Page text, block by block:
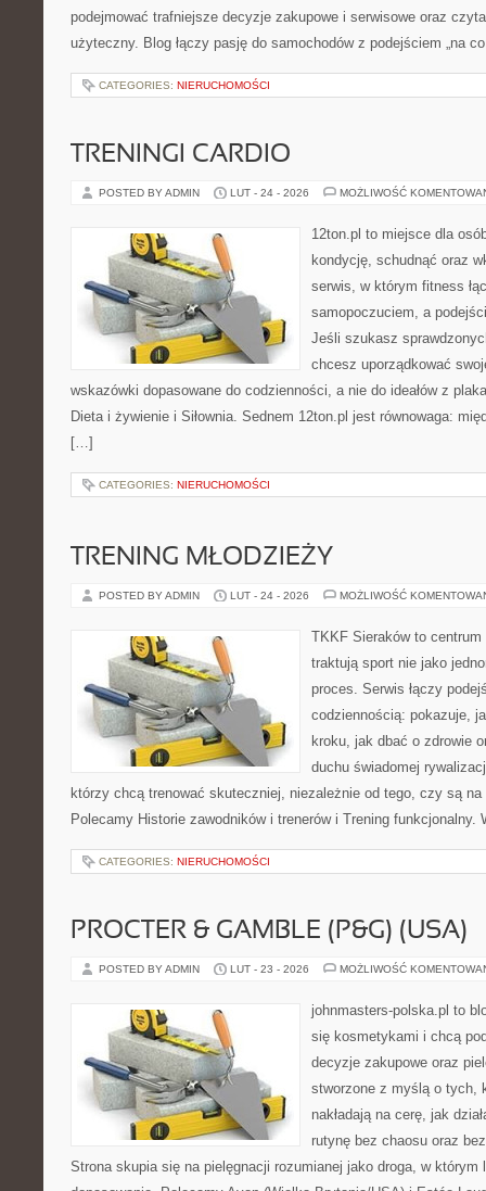
podejmować trafniejsze decyzje zakupowe i serwisowe oraz
użyteczny. Blog łączy pasję do samochodów z podejściem „na
CATEGORIES: NIERUCHOMOŚCI
TRENINGI CARDIO
POSTED BY ADMIN LUT - 24 - 2026 MOŻLIWOŚĆ
12ton.pl to miejsce dla
kondycję, schudnąć oraz
serwis, w którym fitness
samopoczuciem, a
Jeśli szukasz
chcesz uporządkować
wskazówki dopasowane do codzienności, a nie do ideałów z
Dieta i żywienie i Siłownia. Sednem 12ton.pl jest równowaga:
[…]
CATEGORIES: NIERUCHOMOŚCI
TRENING MŁODZIEŻY
POSTED BY ADMIN LUT - 24 - 2026 MOŻLIWOŚĆ
TKKF Sieraków to
traktują sport nie jako
proces. Serwis łączy
codziennością: pokazuje,
kroku, jak dbać o zdrowie
duchu świadomej
którzy chcą trenować skuteczniej, niezależnie od tego, czy są
Polecamy Historie zawodników i trenerów i Trening
CATEGORIES: NIERUCHOMOŚCI
PROCTER & GAMBLE (P&G) (USA)
POSTED BY ADMIN LUT - 23 - 2026 MOŻLIWOŚĆ
johnmasters-polska.pl to
się kosmetykami i chcą
decyzje zakupowe oraz
stworzone z myślą o tych,
nakładają na cerę, jak
rutynę bez chaosu oraz
Strona skupia się na pielęgnacji rozumianej jako droga, w którym